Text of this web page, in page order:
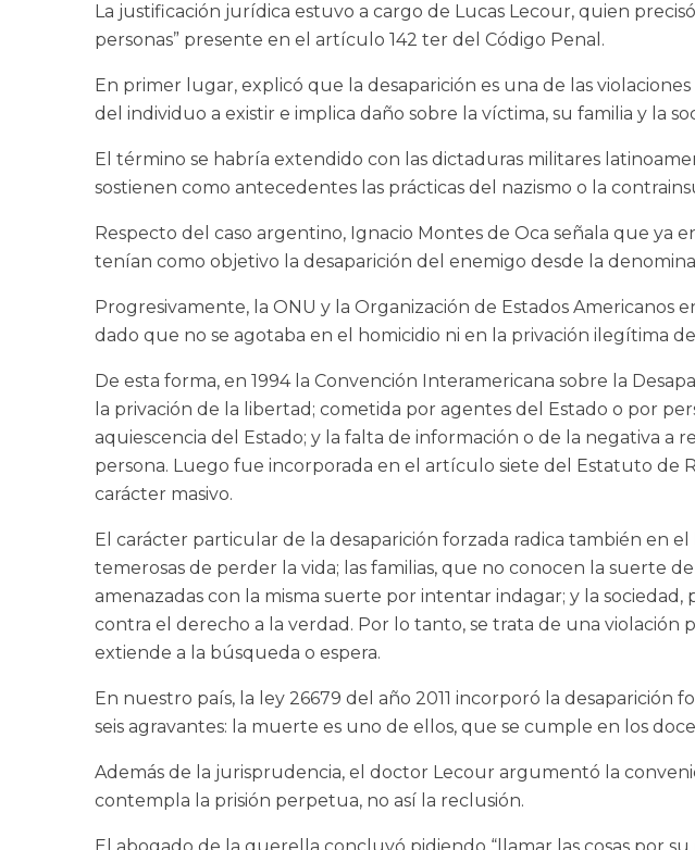
La justificación jurídica estuvo a cargo de Lucas Lecour, quien
personas” presente en el artículo 142 ter del Código Penal.
En primer lugar, explicó que la desaparición es una de las
del individuo a existir e implica daño sobre la víctima, su familia y la
El término se habría extendido con las dictaduras militares
sostienen como antecedentes las prácticas del nazismo o la
Respecto del caso argentino, Ignacio Montes de Oca señala que ya
tenían como objetivo la desaparición del enemigo desde la
Progresivamente, la ONU y la Organización de Estados
dado que no se agotaba en el homicidio ni en la privación ilegítima
De esta forma, en 1994 la Convención Interamericana sobre la
la privación de la libertad; cometida por agentes del Estado o por
aquiescencia del Estado; y la falta de información o de la negativa
persona. Luego fue incorporada en el artículo siete del Estatuto de
carácter masivo.
El carácter particular de la desaparición forzada radica también en
temerosas de perder la vida; las familias, que no conocen la suerte
amenazadas con la misma suerte por intentar indagar; y la
contra el derecho a la verdad. Por lo tanto, se trata de una
extiende a la búsqueda o espera.
En nuestro país, la ley 26679 del año 2011 incorporó la
seis agravantes: la muerte es uno de ellos, que se cumple en los
Además de la jurisprudencia, el doctor Lecour argumentó la
contempla la prisión perpetua, no así la reclusión.